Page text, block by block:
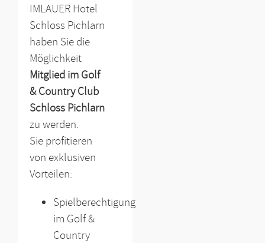
IMLAUER Hotel
Schloss Pichlarn
haben Sie die
Möglichkeit
Mitglied im Golf
& Country Club
Schloss Pichlarn
zu werden.
Sie profitieren
von exklusiven
Vorteilen:
Spielberechtigung
im Golf &
Country